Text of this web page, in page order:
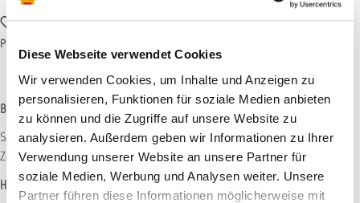
Diese Webseite verwendet Cookies
Wir verwenden Cookies, um Inhalte und Anzeigen zu
personalisieren, Funktionen für soziale Medien anbieten
zu können und die Zugriffe auf unsere Website zu
analysieren. Außerdem geben wir Informationen zu Ihrer
Verwendung unserer Website an unsere Partner für
soziale Medien, Werbung und Analysen weiter. Unsere
Partner führen diese Informationen möglicherweise mit
Zum Merkzettel hinzufügen
Produktnummer:
Beschreibung
SATAjet B die bewährte Hochleistungspistole für Top-Lackierqualitäten Feine
Zerstäubung - bei hoher Flächenleistung Hohes…Mehr
Hersteller-Informationen